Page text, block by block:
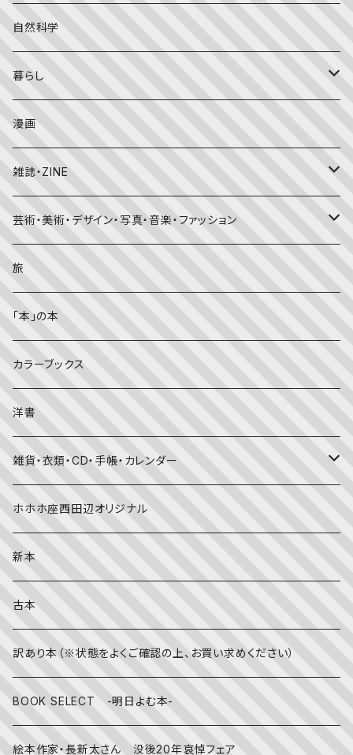
かがくのとも
チャイルドブックアップル（2・3歳～）
外国の絵本
昔話・民話
日本の昔話・民話
外国の昔話・民話
おばけ・妖怪・こわい絵本
のりもの絵本
知識の本・図鑑
理科
料理・食育
英語
しかけ絵本
児童書
大人の方に
季節・行事の絵本
春
夏
赤ちゃん（０・１・２歳向け）絵本
文字のない絵本
英語の絵本
写真絵本
評論
エッセイ・日記
海外文学
自然科学
暮らし
食・料理
住まい・インテリア
体・健康
趣味
ライフスタイル・生き方
子育て
漫画
雑誌・ZINE
雑誌
ZINE
芸術・美術・デザイン・写真・音楽・ファッション
美術・画集・図録
音楽
写真集
デザイン
ファッション
映画
伝統文化・技法
旅
「本」の本
カラーブックス
洋書
雑貨・衣類・CD・手帳・カレンダー
靴下
日記・手帳
CD
文房具
その他
ホホホ座西田辺オリジナル
新本
古本
訳あり本（※状態をよくご確認の上、お買い求めください）
BOOK SELECT -明日よむ本-
絵本作家・長新太さん 没後20年哀悼フェア